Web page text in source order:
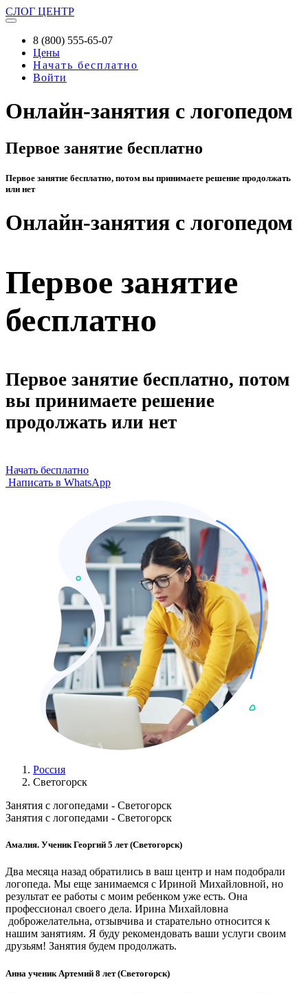
СЛОГ ЦЕНТР
8 (800) 555-65-07
Цены
Начать бесплатно
Войти
Онлайн-занятия с логопедом
Первое занятие бесплатно
Первое занятие бесплатно, потом вы принимаете решение продолжать
или нет
Онлайн-занятия с логопедом
Первое занятие
бесплатно
Первое занятие бесплатно, потом
вы принимаете решение
продолжать или нет
Начать бесплатно
Написать в WhatsApp
Россия
Светогорск
Занятия с логопедами - Светогорск
Занятия с логопедами - Светогорск
Амалия. Ученик Георгий 5 лет (Светогорск)
Два месяца назад обратились в ваш центр и нам подобрали
логопеда. Мы еще занимаемся с Ириной Михайловной, но
результат ее работы с моим ребенком уже есть. Она
профессионал своего дела. Ирина Михайловна
доброжелательна, отзывчива и старательно относится к
нашим занятиям. Я буду рекомендовать ваши услуги своим
друзьям! Занятия будем продолжать.
Анна ученик Артемий 8 лет (Светогорск)